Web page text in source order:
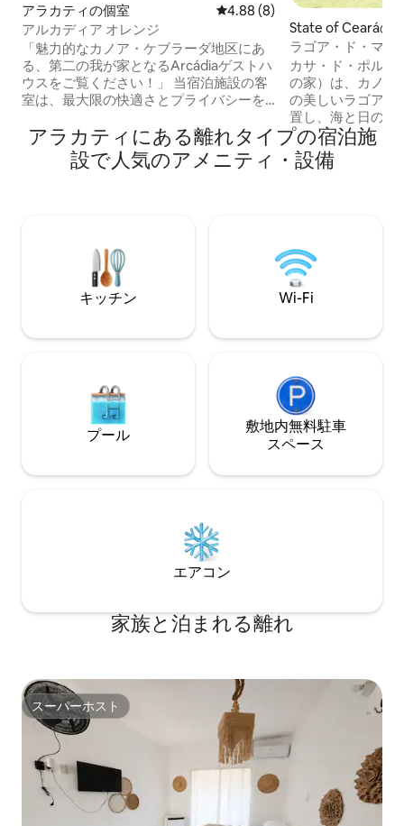
アラカティの個室 レビュー8件、5つ星中4.88つ
4.88 (8)
アルカディア オレンジ
「魅力的なカノア・ケブラーダ地区にあ
る、第二の我が家となるArcádiaゲストハ
ウスをご覧ください！」 当宿泊施設の客
室は、最大限の快適さとプライバシーを
り、それぞれに専用のバスルームとエア
コンが備えられています。これにより、
穏やかな眠りとリラックスした一日をお
State of Cearáの
ラゴア・ド・マト
の眺め
カサ・ド・ポルト
の家）は、カノア
の美しいラゴア・
置し、海と日の出
めることができま
で、静けさ、自
める人にとって
アラカティにある離れタイプの宿泊施
設で人気のアメニティ・設備
キッチン Wi-Fi
プール
敷地内無料駐⁠車
ス⁠ペ⁠ー⁠ス
エアコン
家族と泊まれる離れ
スーパーホスト
スーパーホスト